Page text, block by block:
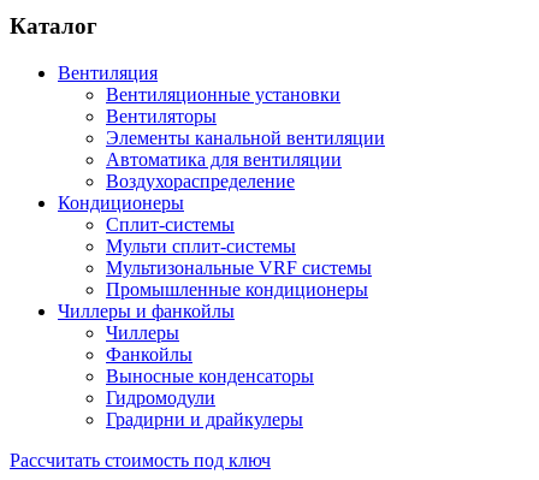
Каталог
Вентиляция
Вентиляционные установки
Вентиляторы
Элементы канальной вентиляции
Автоматика для вентиляции
Воздухораспределение
Кондиционеры
Сплит-системы
Мульти сплит-системы
Мультизональные VRF системы
Промышленные кондиционеры
Чиллеры и фанкойлы
Чиллеры
Фанкойлы
Выносные конденсаторы
Гидромодули
Градирни и драйкулеры
Рассчитать стоимость под ключ